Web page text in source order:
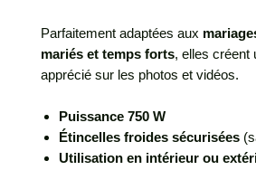
Parfaitement adaptées aux
mariés et temps forts, elles créent
apprécié sur les photos et vidéos.
Puissance 750 W
Étincelles froides sécurisées
Utilisation en intérieur ou